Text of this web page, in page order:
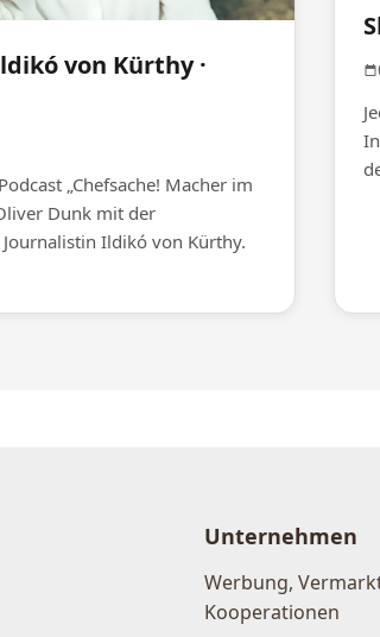
von Kürthy ·
„Chefsache! Macher im
Dunk mit der
Ildikó von Kürthy.
Unternehmen
Werbung,
Kooperationen